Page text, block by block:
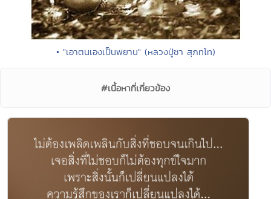
• "เอาตนเองเป็นพยาน" (หลวงปู่ชา สุภทฺโท)
#เนื้อหาที่เกี่ยวข้อง